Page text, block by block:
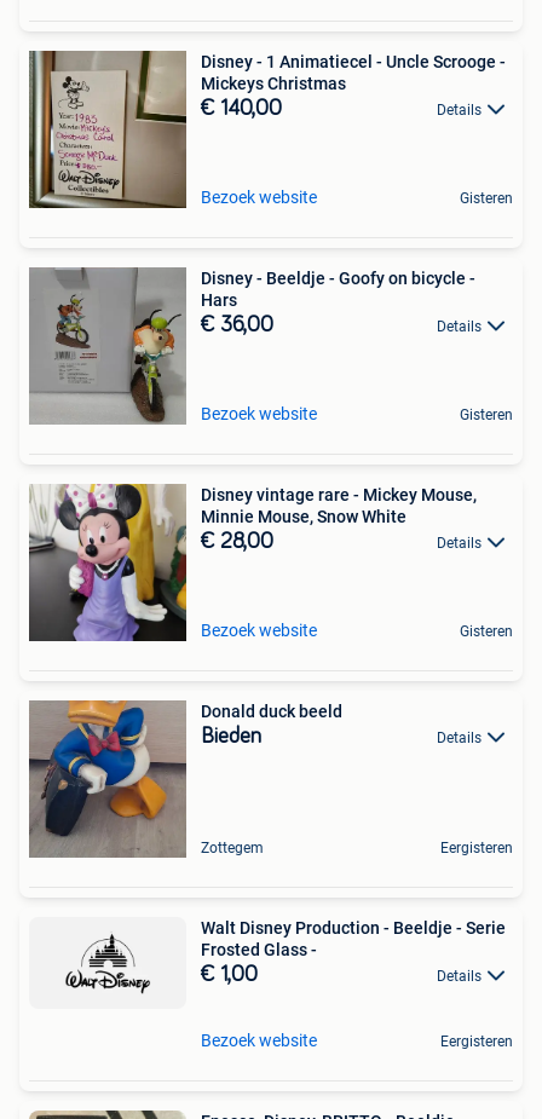
Disney - 1 Animatiecel - Uncle Scrooge -
Mickeys Christmas
€ 140,00 Details
Bezoek website Gisteren
Disney - Beeldje - Goofy on bicycle -
Hars
€ 36,00 Details
Bezoek website Gisteren
Disney vintage rare - Mickey Mouse,
Minnie Mouse, Snow White
€ 28,00 Details
Bezoek website Gisteren
Donald duck beeld
Bieden Details
Zottegem Eergisteren
Walt Disney Production - Beeldje - Serie
Frosted Glass -
€ 1,00 Details
Bezoek website Eergisteren